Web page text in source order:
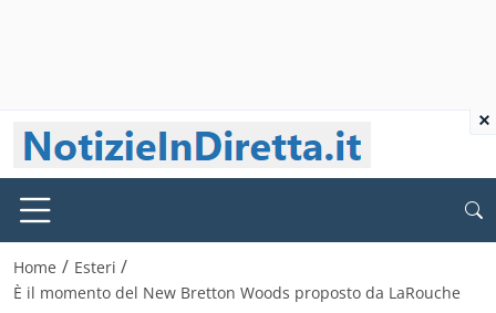
Home / Esteri /
È il momento del New Bretton Woods proposto da LaRouche
×